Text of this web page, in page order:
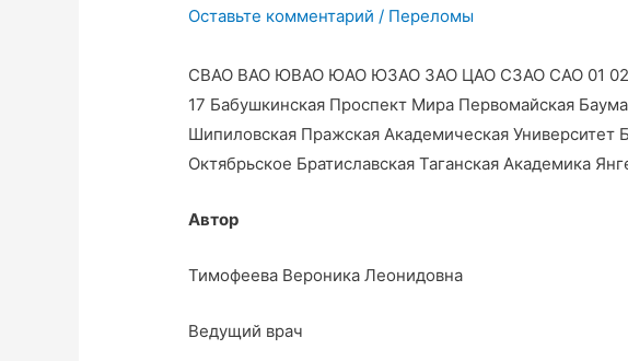
Оставьте комментарий / Переломы
СВАО ВАО ЮВАО ЮАО ЮЗАО ЗАО ЦАО СЗАО САО 01 02
17 Бабушкинская Проспект Мира Первомайская
Шипиловская Пражская Академическая Университет
Октябрьское Братиславская Таганская Академика
Автор
Тимофеева Вероника Леонидовна
Ведущий врач